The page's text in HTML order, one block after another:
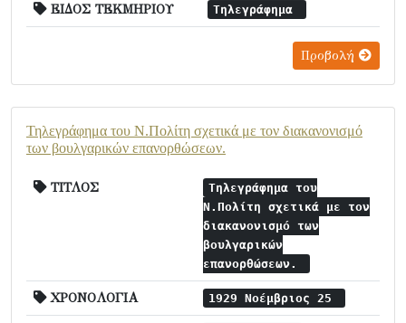
ΕΙΔΟΣ ΤΕΚΜΗΡΙΟΥ Τηλεγράφημα
Προβολή
Τηλεγράφημα του Ν.Πολίτη σχετικά με τον διακανονισμό
των βουλγαρικών επανορθώσεων.
ΤΙΤΛΟΣ
Τηλεγράφημα του
Ν.Πολίτη σχετικά με τον
διακανονισμό των
βουλγαρικών
επανορθώσεων.
ΧΡΟΝΟΛΟΓΙΑ 1929 Νοέμβριος 25